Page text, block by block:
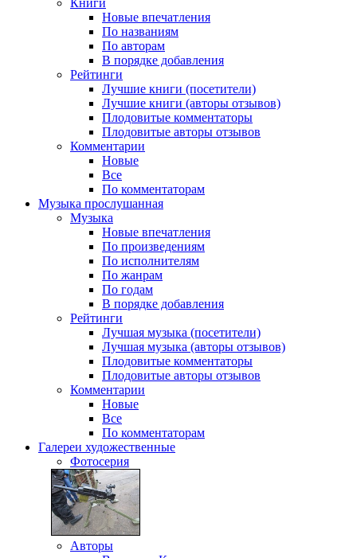
Новые впечатления
По названиям
По авторам
В порядке добавления
Рейтинги
Лучшие книги (посетители)
Лучшие книги (авторы отзывов)
Плодовитые комментаторы
Плодовитые авторы отзывов
Комментарии
Новые
Все
По комментаторам
Музыка прослушанная
Музыка
Новые впечатления
По произведениям
По исполнителям
По жанрам
По годам
В порядке добавления
Рейтинги
Лучшая музыка (посетители)
Лучшая музыка (авторы отзывов)
Плодовитые комментаторы
Плодовитые авторы отзывов
Комментарии
Новые
Все
По комментаторам
Галереи художественные
Фотосерия
Авторы